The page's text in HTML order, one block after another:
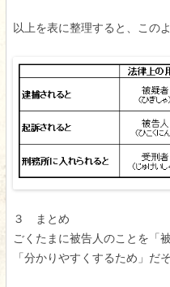
以上を表に整理すると、この
３ まとめ
ごくたまに被告人のことを「
「分かりやすくするため」だ